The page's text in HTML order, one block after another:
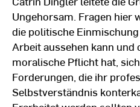
Ungehorsam. Fragen hier
die politische
Arbeit aussehen kann und
moralische Pflicht hat,
Forderungen, die ihr
Selbstverständnis